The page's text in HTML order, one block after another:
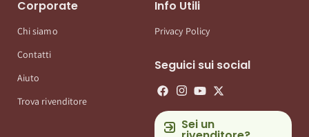
Corporate
Chi siamo
Contatti
Aiuto
Trova rivenditore
Info Utili
Privacy Policy
Seguici sui social
Sei un